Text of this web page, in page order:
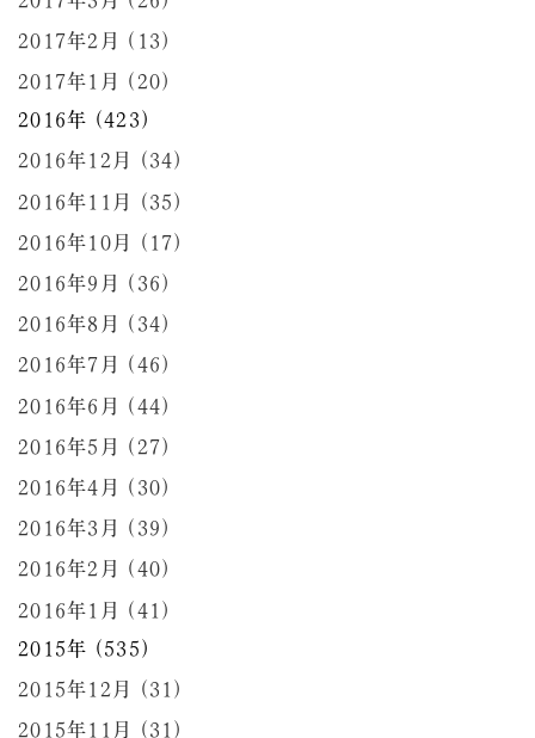
2017年2月 (13)
2017年1月 (20)
2016年 (423)
2016年12月 (34)
2016年11月 (35)
2016年10月 (17)
2016年9月 (36)
2016年8月 (34)
2016年7月 (46)
2016年6月 (44)
2016年5月 (27)
2016年4月 (30)
2016年3月 (39)
2016年2月 (40)
2016年1月 (41)
2015年 (535)
2015年12月 (31)
2015年11月 (31)